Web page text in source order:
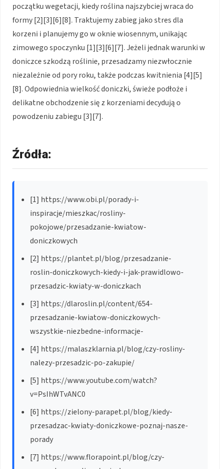
początku wegetacji, kiedy roślina najszybciej wraca do
formy [2][3][6][8]. Traktujemy zabieg jako stres dla
korzeni i planujemy go w oknie wiosennym, unikając
zimowego spoczynku [1][3][6][7]. Jeżeli jednak warunki w
doniczce szkodzą roślinie, przesadzamy niezwłocznie
niezależnie od pory roku, także podczas kwitnienia [4][5]
[8]. Odpowiednia wielkość doniczki, świeże podłoże i
delikatne obchodzenie się z korzeniami decydują o
powodzeniu zabiegu [3][7].
Źródła:
[1] https://www.obi.pl/porady-i-
inspiracje/mieszkac/rosliny-
pokojowe/przesadzanie-kwiatow-
doniczkowych
[2] https://plantet.pl/blog/przesadzanie-
roslin-doniczkowych-kiedy-i-jak-prawidlowo-
przesadzic-kwiaty-w-doniczkach
[3] https://dlaroslin.pl/content/654-
przesadzanie-kwiatow-doniczkowych-
wszystkie-niezbedne-informacje-
[4] https://malaszklarnia.pl/blog/czy-rosliny-
nalezy-przesadzic-po-zakupie/
[5] https://www.youtube.com/watch?
v=PsIhWTvANC0
[6] https://zielony-parapet.pl/blog/kiedy-
przesadzac-kwiaty-doniczkowe-poznaj-nasze-
porady
[7] https://www.florapoint.pl/blog/czy-